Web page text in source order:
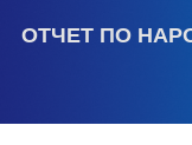
ОТЧЕТ ПО